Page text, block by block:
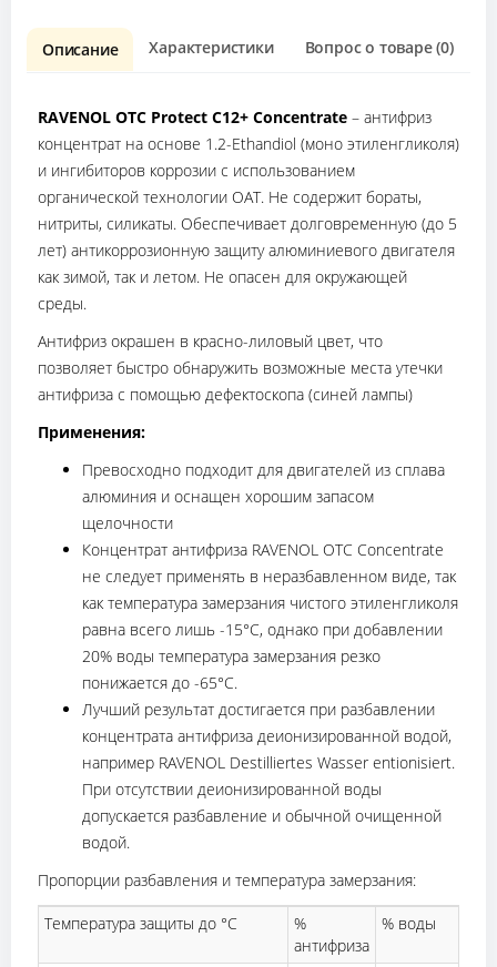
Описание Характеристики Вопрос о товаре (0)
RAVENOL OTC Protect C12+ Concentrate – антифриз
концентрат на основе 1.2-Ethandiol (моно этиленгликоля)
и ингибиторов коррозии с использованием
органической технологии OAT. Не содержит бораты,
нитриты, силикаты. Обеспечивает долговременную (до 5
лет) антикоррозионную защиту алюминиевого двигателя
как зимой, так и летом. Не опасен для окружающей
среды.
Антифриз окрашен в красно-лиловый цвет, что
позволяет быстро обнаружить возможные места утечки
антифриза с помощью дефектоскопа (синей лампы)
Применения:
Превосходно подходит для двигателей из сплава
алюминия и оснащен хорошим запасом
щелочности
Концентрат антифриза RAVENOL OTC Concentrate
не следует применять в неразбавленном виде, так
как температура замерзания чистого этиленгликоля
равна всего лишь -15°С, однако при добавлении
20% воды температура замерзания резко
понижается до -65°С.
Лучший результат достигается при разбавлении
концентрата антифриза деионизированной водой,
например RAVENOL Destilliertes Wasser entionisiert.
При отсутствии деионизированной воды
допускается разбавление и обычной очищенной
водой.
Пропорции разбавления и температура замерзания:
Температура защиты до °C
%
антифриза
% воды